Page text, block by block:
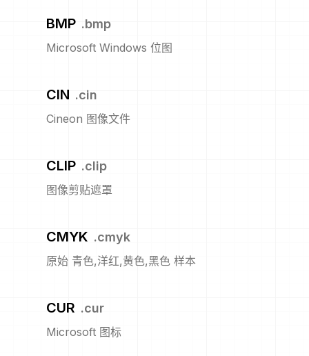
BMP .bmp
Microsoft Windows 位图
CIN .cin
Cineon 图像文件
CLIP .clip
图像剪贴遮罩
CMYK .cmyk
原始 青色,洋红,黄色,黑色 样本
CUR .cur
Microsoft 图标